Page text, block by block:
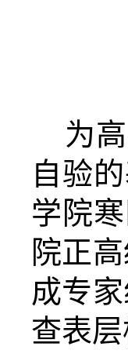
为
自验
学院
院正
成专
查表